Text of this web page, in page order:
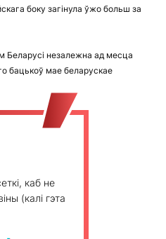
боку загінула ўжо больш за
Беларусі незалежна ад месца
бацькоў мае беларускае
каб не
(калі гэта